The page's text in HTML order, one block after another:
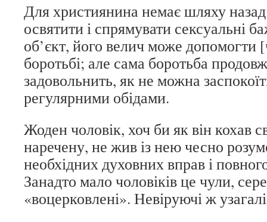
Для християнина немає шляху
освятити і спрямувати сексуальні
об’єкт, його велич може допомогти
боротьбі; але сама боротьба
задовольнить, як не можна
регулярними обідами.
Жоден чоловік, хоч би як він кохав
наречену, не жив із нею чесно
необхідних духовних вправ і
Занадто мало чоловіків це чули,
«воцерковлені». Невіруючі ж